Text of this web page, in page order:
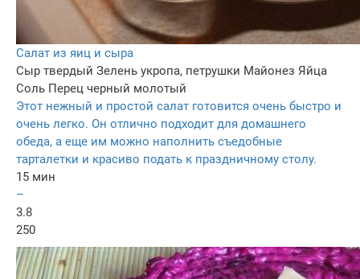
Салат из яиц и сыра
Сыр твердый Зелень укропа, петрушки Майонез Яйца
Соль Перец черный молотый
Этот нежный и простой салат готовится очень быстро и
очень легко. Он отлично подходит для домашнего
обеда, а еще им можно наполнить съедобные
тарталетки и красиво подать к праздничному столу.
15 мин
–
3.8
250